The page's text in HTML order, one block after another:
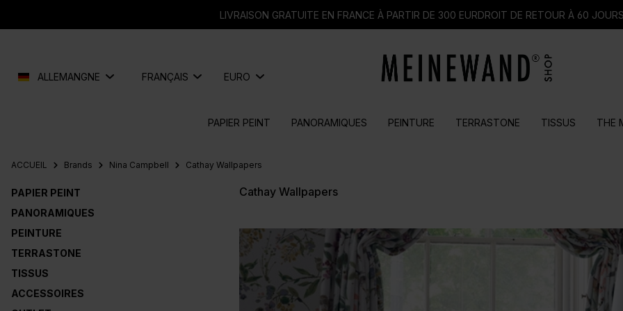
Passer à la navigation principaleLIVRAISON GRATUITE EN FRANCE À PARTIR DE 300 EURDROIT DE RETOUR À 60 JOURS
ALLEMANGNE FRANÇAIS EURO
PAPIER PEINT PANORAMIQUES PEINTURE TERRASTONE TISSUS THE
ACCUEIL Brands Nina Campbell Cathay Wallpapers
PAPIER PEINT
PANORAMIQUES
PEINTURE
TERRASTONE
TISSUS
ACCESSOIRES
Cathay Wallpapers